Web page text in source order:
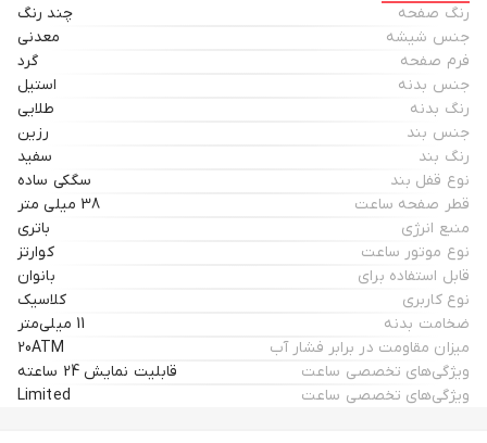
رنگ صفحه
چند رنگ
جنس شیشه
معدنی
فرم صفحه
گرد
جنس بدنه
استیل
رنگ بدنه
طلایی
جنس بند
رزین
رنگ بند
سفید
نوع قفل بند
سگکی ساده
قطر صفحه ساعت
38 میلی متر
منبع انرژی
باتری
نوع موتور ساعت
کوارتز
قابل استفاده برای
بانوان
نوع کاربری
کلاسیک
ضخامت بدنه
11 میلی‌متر
میزان مقاومت در برابر فشار آب
20ATM
ویژگی‌های تخصصی ساعت
قابلیت نمایش 24 ساعته
ویژگی‌های تخصصی ساعت
Limited